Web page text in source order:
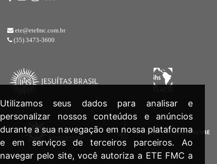
ete@etefmc.com.br
(35) 3473-3600
Utilizamos seus dados para analisar e
personalizar nossos conteúdos e anúncios
durante a sua navegação em nossa plataforma
e em serviços de terceiros parceiros. Ao
navegar pelo site, você autoriza a ETE FMC a